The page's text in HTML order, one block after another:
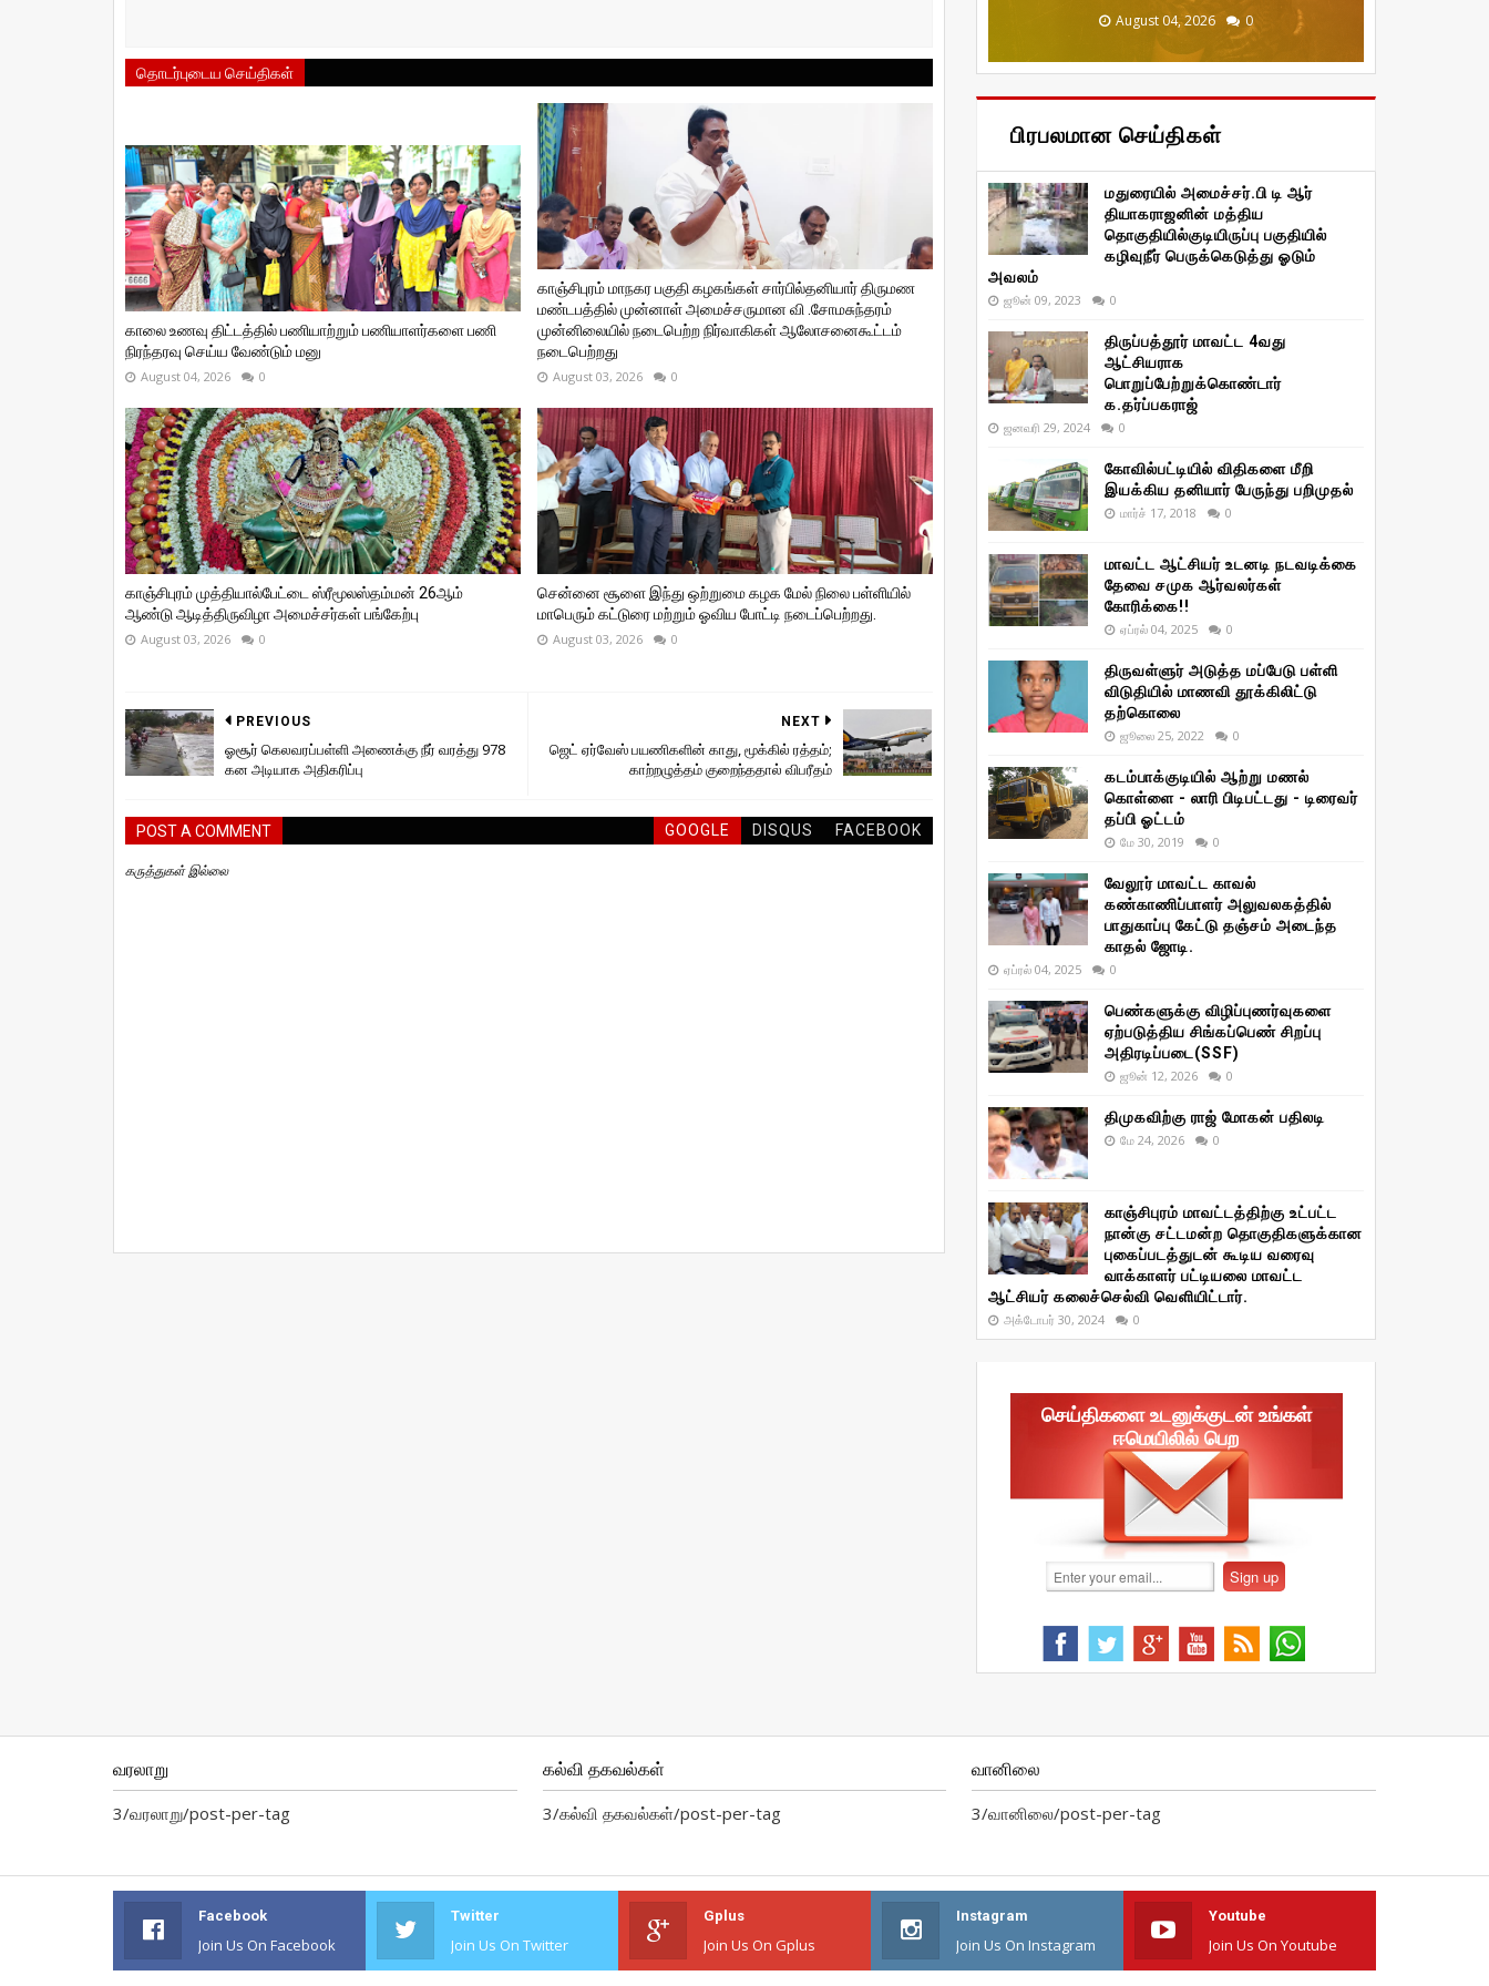
தொடர்புடைய செய்திகள்
காலை உணவு திட்டத்தில் பணியாற்றும் பணியாளர்களை பணி
நிரந்தரவு செய்ய வேண்டும் மனு
August 04, 2026 0
காஞ்சிபுரம் மாநகர பகுதி கழகங்கள் சார்பில்தனியார் திருமண
மண்டபத்தில் முன்னாள் அமைச்சருமான வி ‌.சோமசுந்தரம்
முன்னிலையில் நடைபெற்ற நிர்வாகிகள் ஆலோசனைகூட்டம்
நடைபெற்றது
August 03, 2026 0
காஞ்சிபுரம் முத்தியால்பேட்டை ஸ்ரீமூலஸ்தம்மன் 26ஆம்
ஆண்டு ஆடித்திருவிழா அமைச்சர்கள் பங்கேற்பு
August 03, 2026 0
சென்னை சூளை இந்து ஒற்றுமை கழக மேல் நிலை பள்ளியில்
மாபெரும் கட்டுரை மற்றும் ஓவிய போட்டி நடைப்பெற்றது.
August 03, 2026 0
NEXT
ஜெட் ஏர்வேஸ் பயணிகளின் காது, மூக்கில் ரத்தம்;
காற்றழுத்தம் குறைந்ததால் விபரீதம்
PREVIOUS
ஓசூர் கெலவரப்பள்ளி அணைக்கு நீர் வரத்து 978
கன அடியாக அதிகரிப்பு
POST A COMMENT GOOGLE DISQUS FACEBOOK
கருத்துகள் இல்லை
August 04, 2026 0
August 04, 2026 0
January 29, 2026 0
January 29, 2026 0
December 20, 2025
பிரபலமான செய்திகள்
மதுரையில் அமைச்சர்.பி டி ஆர்
தியாகராஜனின் மத்திய
தொகுதியில்குடியிருப்பு பகுதியில்
கழிவுநீர் பெருக்கெடுத்து ஓடும்
அவலம்
ஜூன் 09, 2023 0
திருப்பத்தூர் மாவட்ட 4வது
ஆட்சியராக
பொறுப்பேற்றுக்கொண்டார்
க.தர்ப்பகராஜ்
ஜனவரி 29, 2024 0
கோவில்பட்டியில் விதிகளை மீறி
இயக்கிய தனியார் பேருந்து பறிமுதல்
மார்ச் 17, 2018 0
மாவட்ட ஆட்சியர் உடனடி நடவடிக்கை
தேவை சமுக ஆர்வலர்கள்
கோரிக்கை!!
ஏப்ரல் 04, 2025 0
திருவள்ளுர் அடுத்த மப்பேடு பள்ளி
விடுதியில் மாணவி தூக்கிலிட்டு
தற்கொலை
ஜூலை 25, 2022 0
கடம்பாக்குடியில் ஆற்று மணல்
கொள்ளை - லாரி பிடிபட்டது - டிரைவர்
தப்பி ஓட்டம்
மே 30, 2019 0
வேலூர் மாவட்ட காவல்
கண்காணிப்பாளர் அலுவலகத்தில்
பாதுகாப்பு கேட்டு தஞ்சம் அடைந்த
காதல் ஜோடி.
ஏப்ரல் 04, 2025 0
பெண்களுக்கு விழிப்புணர்வுகளை
ஏற்படுத்திய சிங்கப்பெண் சிறப்பு
அதிரடிப்படை(SSF)
ஜூன் 12, 2026 0
திமுகவிற்கு ராஜ் மோகன் பதிலடி
மே 24, 2026 0
காஞ்சிபுரம் மாவட்டத்திற்கு உட்பட்ட
நான்கு சட்டமன்ற தொகுதிகளுக்கான
புகைப்படத்துடன் கூடிய வரைவு
வாக்காளர் பட்டியலை மாவட்ட
ஆட்சியர் கலைச்செல்வி வெளியிட்டார்.
அக்டோபர் 30, 2024 0
செய்திகளை உடனுக்குடன் உங்கள்
ஈமெயிலில் பெற
வரலாறு
3/வரலாறு/post-per-tag
கல்வி தகவல்கள்
3/கல்வி தகவல்கள்/post-per-tag
வானிலை
3/வானிலை/post-per-tag
Facebook
Join Us On Facebook
Twitter
Join Us On Twitter
Gplus
Join Us On Gplus
Instagram
Join Us On Instagram
Youtube
Join Us On Youtube